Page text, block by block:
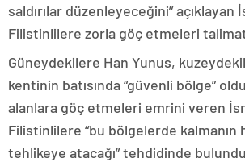
saldırılar düzenleyeceğini” açıklayan
Filistinlilere zorla göç etmeleri
Güneydekilere Han Yunus,
kentinin batısında “güvenli bölge”
alanlara göç etmeleri emrini veren
Filistinlilere “bu bölgelerde kalmanın
tehlikeye atacağı” tehdidinde bulundu.